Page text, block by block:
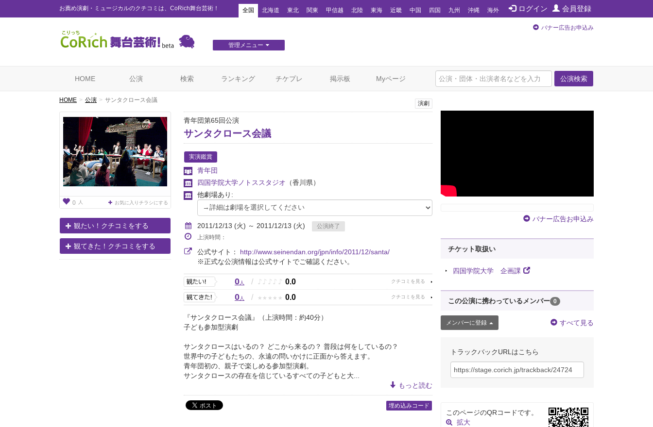
お薦め演劇・ミュージカルのクチコミは、CoRich舞台芸術！ ログイン 会員登録
全国 北海道 東北 関東 甲信越 北陸 東海 近畿 中国 四国 九州 沖縄 海外
管理メニュー
バナー広告お申込み
公演検索
HOME 公演 検索 ランキング チケプレ 掲示板 Myページ
HOME 公演 サンタクロース会議
0 人 お気に入りチラシにする
観たい！クチコミをする
観てきた！クチコミをする
演劇
青年団第65回公演
サンタクロース会議
実演鑑賞
青年団
四国学院大学ノトススタジオ （香川県）
他劇場あり:
2011/12/13 (火) ～ 2011/12/13 (火)
公演終了
上演時間：
公式サイト： http://www.seinendan.org/jpn/info/2011/12/santa/
※正式な公演情報は公式サイトでご確認ください。
0人 / ♪ ♪ ♪ ♪ ♪ 0.0
0人 / ★ ★ ★ ★ ★ 0.0
『サンタクロース会議』（上演時間：約40分）
子ども参加型演劇
サンタクロースはいるの？ どこから来るの？ 普段は何をしているの？
世界中の子どもたちの、永遠の問いかけに正面から答えます。
青年団初の、親子で楽しめる参加型演劇。
サンタクロースの存在を信じているすべての子どもと大...
もっと読む
埋め込みコード
バナー広告お申込み
チケット取扱い
四国学院大学 企画課
この公演に携わっているメンバー 0
メンバーに登録 すべて見る
トラックバックURLはこちら
このページのQRコードです。
拡大